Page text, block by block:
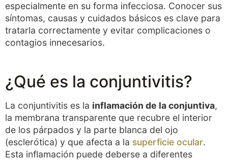
especialmente en su forma infecciosa. Conocer sus
síntomas, causas y cuidados básicos es clave para
tratarla correctamente y evitar complicaciones o
contagios innecesarios.
¿Qué es la conjuntivitis?
La conjuntivitis es la inflamación de la conjuntiva,
la membrana transparente que recubre el interior
de los párpados y la parte blanca del ojo
(esclerótica) y que afecta a la superficie ocular.
Esta inflamación puede deberse a diferentes